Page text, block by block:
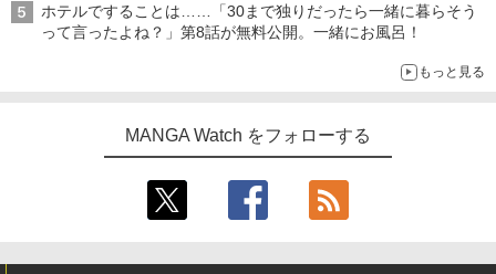
ホテルですることは……「30まで独りだったら一緒に暮らそう
って言ったよね？」第8話が無料公開。一緒にお風呂！
もっと見る
MANGA Watch をフォローする